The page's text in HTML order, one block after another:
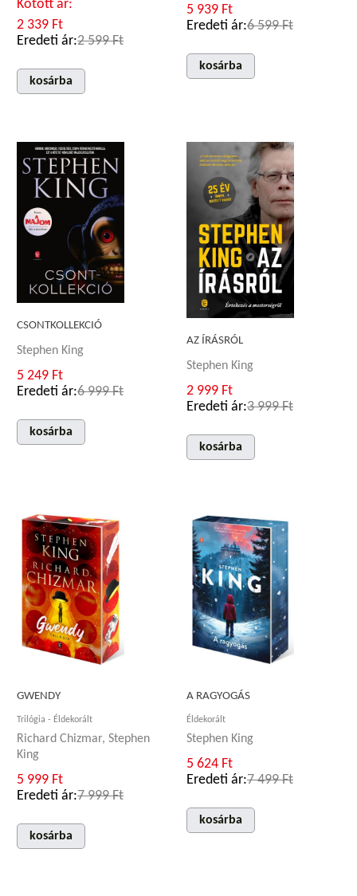
Kötött ár:
2 339 Ft
Eredeti ár:2 599 Ft
kosárba
5 939 Ft
Eredeti ár:6 599 Ft
kosárba
CSONTKOLLEKCIÓ
Stephen King
5 249 Ft
Eredeti ár:6 999 Ft
kosárba
AZ ÍRÁSRÓL
Stephen King
2 999 Ft
Eredeti ár:3 999 Ft
kosárba
GWENDY
Trilógia - Éldekorált
Richard Chizmar, Stephen
King
5 999 Ft
Eredeti ár:7 999 Ft
kosárba
A RAGYOGÁS
Éldekorált
Stephen King
5 624 Ft
Eredeti ár:7 499 Ft
kosárba